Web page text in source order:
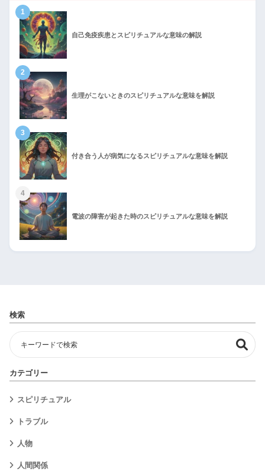
1
自己免疫疾患とスピリチュアルな意味の解説
2
生理がこないときのスピリチュアルな意味を解説
3
付き合う人が病気になるスピリチュアルな意味を解説
4
電波の障害が起きた時のスピリチュアルな意味を解説
検索
カテゴリー
スピリチュアル
トラブル
人物
人間関係